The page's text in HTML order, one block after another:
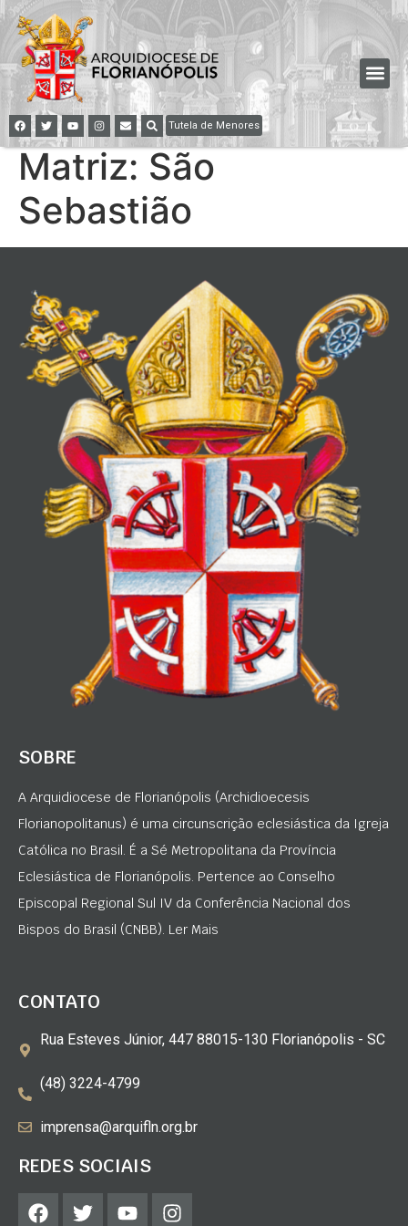
Tutela de Menores
Matriz: São
Sebastião
SOBRE
A Arquidiocese de Florianópolis (Archidioecesis
Florianopolitanus) é uma circunscrição eclesiástica da Igreja
Católica no Brasil. É a Sé Metropolitana da Província
Eclesiástica de Florianópolis. Pertence ao Conselho
Episcopal Regional Sul IV da Conferência Nacional dos
Bispos do Brasil (CNBB). Ler Mais
CONTATO
Rua Esteves Júnior, 447 88015-130 Florianópolis - SC
(48) 3224-4799
imprensa@arquifln.org.br
REDES SOCIAIS